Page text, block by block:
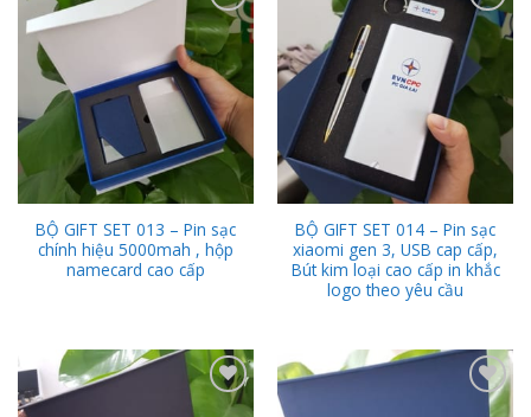
Add to
Wishlist
BỘ GIFT SET 013 – Pin sạc
chính hiệu 5000mah , hộp
namecard cao cấp
Add to
Wishlist
BỘ GIFT SET 014 – Pin sạc
xiaomi gen 3, USB cap cấp,
Bút kim loại cao cấp in khắc
logo theo yêu cầu
Add to
Add to